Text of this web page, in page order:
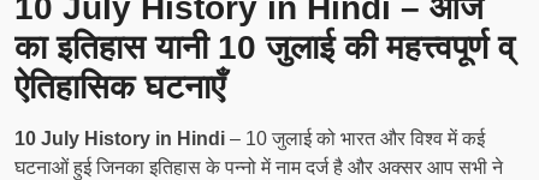
10 July History in Hindi – आज
का इतिहास यानी 10 जुलाई की महत्त्वपूर्ण व्
ऐतिहासिक घटनाएँ
10 July History in Hindi – 10 जुलाई को भारत और विश्व में कई
घटनाओं हुई जिनका इतिहास के पन्नो में नाम दर्ज है और अक्सर आप सभी ने